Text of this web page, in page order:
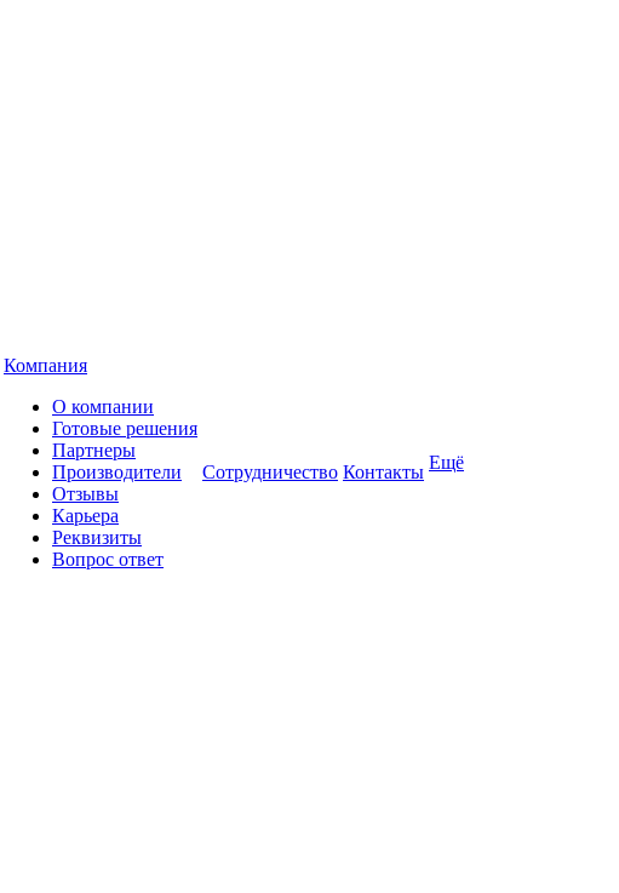
Компания
О компании
Готовые решения
Партнеры
Производители
Отзывы
Карьера
Реквизиты
Вопрос ответ
Сотрудничество Контакты Ещё